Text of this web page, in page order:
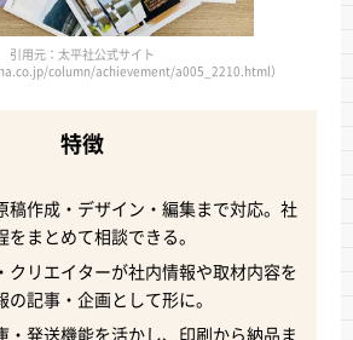
引用元：太平社公式サイト
column/achievement/a005_2210.html）
特徴
稿作成・デザイン・編集まで対応。社
まとめて相談できる。
クリエイターが社内情報や取材内容を
記事・企画として形に。
・発送機能を活かし、印刷から納品ま